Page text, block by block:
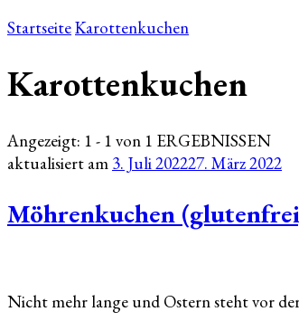
StartseiteKarottenkuchen
Karottenkuchen
Angezeigt: 1 - 1 von 1 ERGEBNISSEN
aktualisiert am 3. Juli 202227. März 2022
Möhrenkuchen
Nicht mehr lange und Ostern steht vor